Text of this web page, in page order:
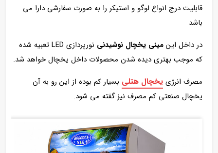
قابلیت درج انواع لوگو و استیکر را به صورت سفارشی دارا می
باشد
در داخل این مینی یخچال نوشیدنی
نورپردازی LED تعبیه شده
که موجب بهتری دیده شدن محصولات داخل یخچال خواهد شد.
مصرف انرژی یخچال هتلی بسیار کم بوده از این رو به آن
یخچال صنعتی کم مصرف نیز گفته می شود.